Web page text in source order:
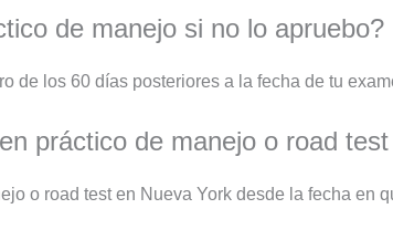
de manejo si no lo apruebo?
de los 60 días posteriores a la fecha de tu
práctico de manejo o road
o road test en Nueva York desde la fecha en